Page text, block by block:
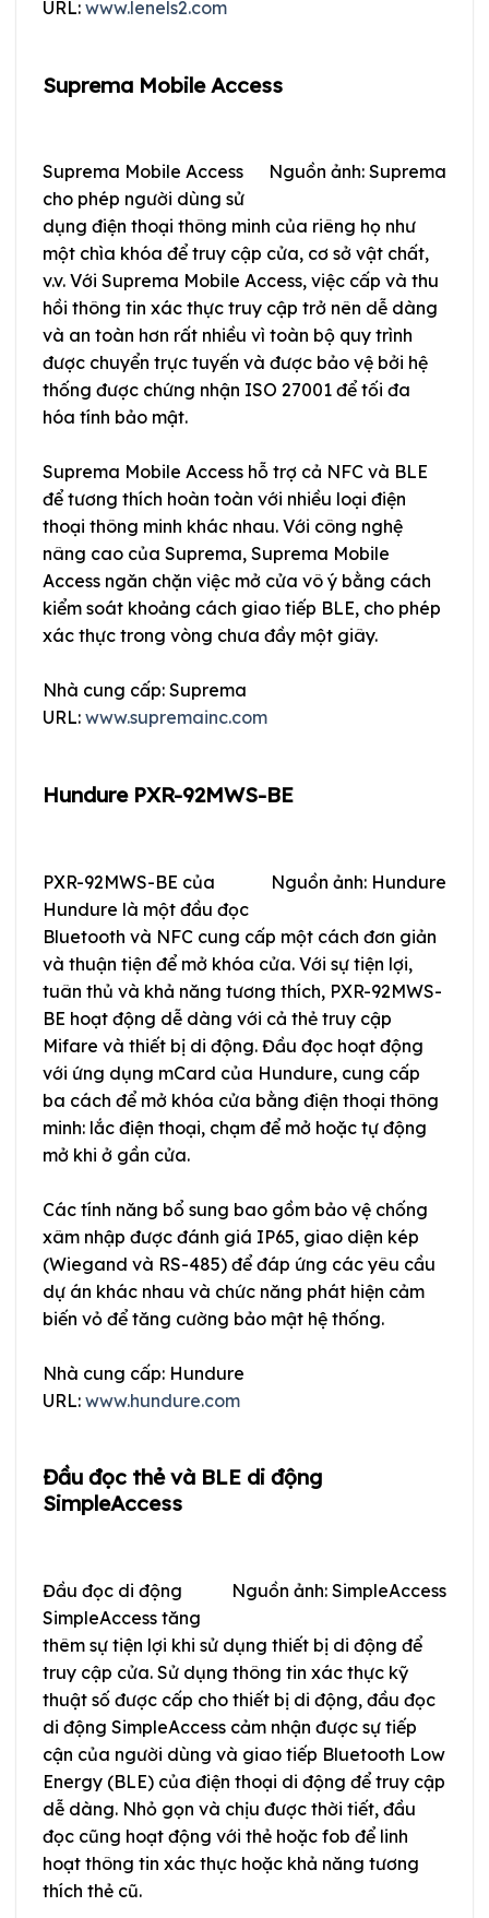
URL: www.lenels2.com
Suprema Mobile Access
Nguồn ảnh: Suprema
Suprema Mobile Access
cho phép người dùng sử
dụng điện thoại thông minh của riêng họ như
một chìa khóa để truy cập cửa, cơ sở vật chất,
v.v. Với Suprema Mobile Access, việc cấp và thu
hồi thông tin xác thực truy cập trở nên dễ dàng
và an toàn hơn rất nhiều vì toàn bộ quy trình
được chuyển trực tuyến và được bảo vệ bởi hệ
thống được chứng nhận ISO 27001 để tối đa
hóa tính bảo mật.
Suprema Mobile Access hỗ trợ cả NFC và BLE
để tương thích hoàn toàn với nhiều loại điện
thoại thông minh khác nhau. Với công nghệ
nâng cao của Suprema, Suprema Mobile
Access ngăn chặn việc mở cửa vô ý bằng cách
kiểm soát khoảng cách giao tiếp BLE, cho phép
xác thực trong vòng chưa đầy một giây.
Nhà cung cấp: Suprema
URL: www.supremainc.com
Hundure PXR-92MWS-BE
Nguồn ảnh: Hundure
PXR-92MWS-BE của
Hundure là một đầu đọc
Bluetooth và NFC cung cấp một cách đơn giản
và thuận tiện để mở khóa cửa. Với sự tiện lợi,
tuân thủ và khả năng tương thích, PXR-92MWS-
BE hoạt động dễ dàng với cả thẻ truy cập
Mifare và thiết bị di động. Đầu đọc hoạt động
với ứng dụng mCard của Hundure, cung cấp
ba cách để mở khóa cửa bằng điện thoại thông
minh: lắc điện thoại, chạm để mở hoặc tự động
mở khi ở gần cửa.
Các tính năng bổ sung bao gồm bảo vệ chống
xâm nhập được đánh giá IP65, giao diện kép
(Wiegand và RS-485) để đáp ứng các yêu cầu
dự án khác nhau và chức năng phát hiện cảm
biến vỏ để tăng cường bảo mật hệ thống.
Nhà cung cấp: Hundure
URL: www.hundure.com
Đầu đọc thẻ và BLE di động
SimpleAccess
Nguồn ảnh: SimpleAccess
Đầu đọc di động
SimpleAccess tăng
thêm sự tiện lợi khi sử dụng thiết bị di động để
truy cập cửa. Sử dụng thông tin xác thực kỹ
thuật số được cấp cho thiết bị di động, đầu đọc
di động SimpleAccess cảm nhận được sự tiếp
cận của người dùng và giao tiếp Bluetooth Low
Energy (BLE) của điện thoại di động để truy cập
dễ dàng. Nhỏ gọn và chịu được thời tiết, đầu
đọc cũng hoạt động với thẻ hoặc fob để linh
hoạt thông tin xác thực hoặc khả năng tương
thích thẻ cũ.